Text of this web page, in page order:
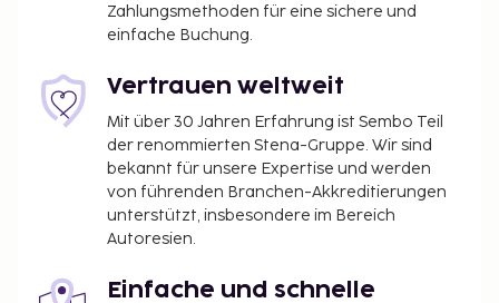
Zahlungsmethoden für eine sichere und
einfache Buchung.
Vertrauen weltweit
Mit über 30 Jahren Erfahrung ist Sembo Teil
der renommierten Stena-Gruppe. Wir sind
bekannt für unsere Expertise und werden
von führenden Branchen-Akkreditierungen
unterstützt, insbesondere im Bereich
Autoresien.
Einfache und schnelle